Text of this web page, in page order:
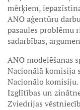
mērķiem,
ANO aģentūru
pasaules problēmu
sadarbības,
ANO modelēšanas
Nacionālā komisija
Nacionālo
Izglītības un
Zviedrijas